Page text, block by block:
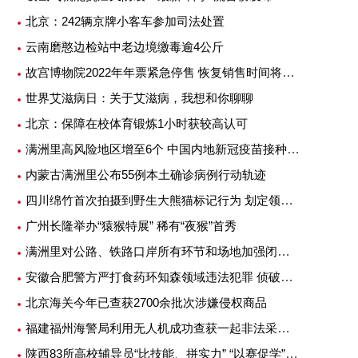
北京：242辆京牌小客车参加司法处置
云南磨憨边检站中老边境缴毒逾4公斤
故宫博物院2022年年票紧急停售 恢复销售时间将另行公告
世界艾滋病日：关于艾滋病，我想和你聊聊
北京：保障在校体育锻炼1小时获较高认可
满洲里高风险地区增至6个 中国内地新冠疫苗接种超25亿剂次
内蒙古满洲里公布55例本土确诊病例行动轨迹
四川绵竹首次拍摄到野生大熊猫标记行为 划定领地或吸引异性
广州长隆举办“猿猴特展” 稀有“夜猴”首秀
满洲里对公路、铁路口岸所有环节和场地加强闭环管理
安徽合肥警方严打食药环知森领域违法犯罪 侦破重特大案件14起
北京海关今年已查获2700余批次涉嫌侵权商品
福建福州海警局利用无人机成功查获一起非法采矿案
陕西83所高校辅导员“比技能、拼实力” “以赛促学”提升专业素质